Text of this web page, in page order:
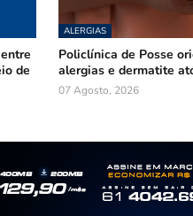
de
ALERGIAS
Policlínica de Posse
alergias e dermatite
07 Agosto, 2026